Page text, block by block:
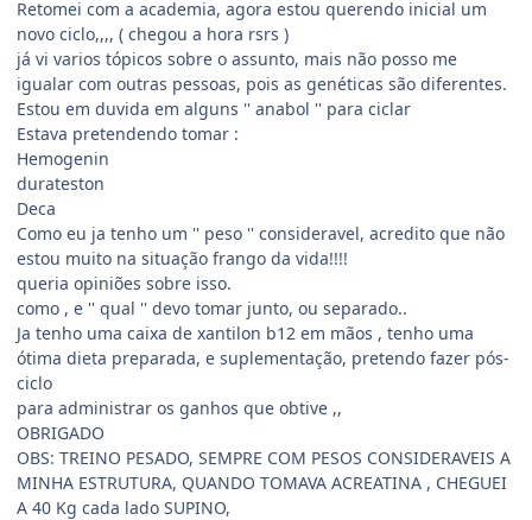
Retomei com a academia, agora estou querendo inicial um
novo ciclo,,,, ( chegou a hora rsrs )
já vi varios tópicos sobre o assunto, mais não posso me
igualar com outras pessoas, pois as genéticas são diferentes.
Estou em duvida em alguns '' anabol '' para ciclar
Estava pretendendo tomar :
Hemogenin
durateston
Deca
Como eu ja tenho um '' peso '' consideravel, acredito que não
estou muito na situação frango da vida!!!!
queria opiniões sobre isso.
como , e '' qual '' devo tomar junto, ou separado..
Ja tenho uma caixa de xantilon b12 em mãos , tenho uma
ótima dieta preparada, e suplementação, pretendo fazer pós-
ciclo
para administrar os ganhos que obtive ,,
OBRIGADO
OBS: TREINO PESADO, SEMPRE COM PESOS CONSIDERAVEIS A
MINHA ESTRUTURA, QUANDO TOMAVA ACREATINA , CHEGUEI
A 40 Kg cada lado SUPINO,